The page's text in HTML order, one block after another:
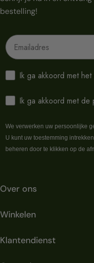
Over ons
Winkelen
Klantendienst
bestelling!
Emailadres
Ik ga akkoord met het
Ik ga akkoord met de
We verwerken uw persoonlijke
U kunt uw toestemming
beheren door te klikken op de